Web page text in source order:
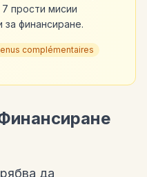
прости мисии
за финансиране.
complémentaires
да